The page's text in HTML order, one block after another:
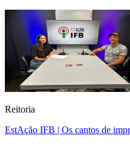
Reitoria
EstAção IFB | Os cantos de